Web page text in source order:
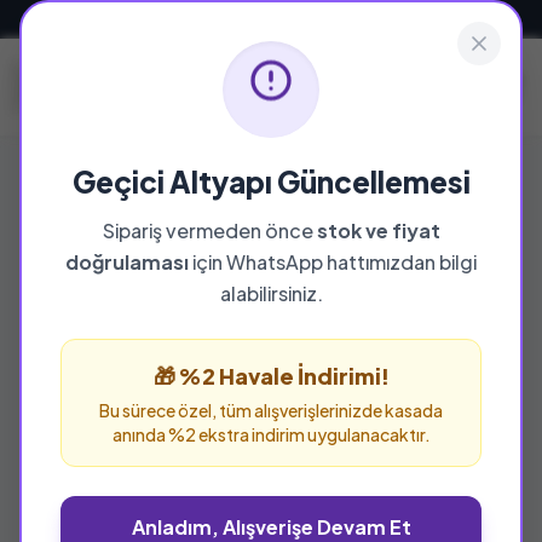
Geçici Altyapı Güncellemesi
Sipariş vermeden öncestok ve fiyat
doğrulamasıiçin WhatsApp hattımızdan bilgi
alabilirsiniz.
🎁 %2 Havale İndirimi!
Bu sürece özel, tüm alışverişlerinizde kasada
anında %2 ekstra indirim uygulanacaktır.
Anladım, Alışverişe Devam Et
Edebiyat
Bu kategoride toplam7739ürün bulunuyor.